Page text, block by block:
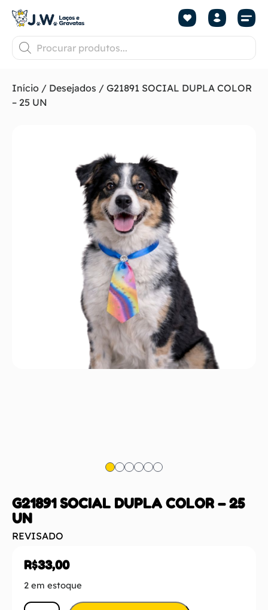
Início / Desejados / G21891 SOCIAL DUPLA COLOR
– 25 UN
G21891 SOCIAL DUPLA COLOR – 25
UN
REVISADO
R$33,00
2 em estoque